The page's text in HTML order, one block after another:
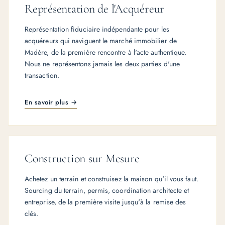
Représentation de l'Acquéreur
Représentation fiduciaire indépendante pour les
acquéreurs qui naviguent le marché immobilier de
Madère, de la première rencontre à l'acte authentique.
Nous ne représentons jamais les deux parties d'une
transaction.
En savoir plus →
Construction sur Mesure
Achetez un terrain et construisez la maison qu'il vous faut.
Sourcing du terrain, permis, coordination architecte et
entreprise, de la première visite jusqu'à la remise des
clés.